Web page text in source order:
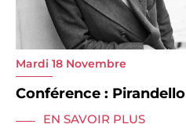
Mardi 18 Novembre
Conférence : Pirandello
EN SAVOIR PLUS